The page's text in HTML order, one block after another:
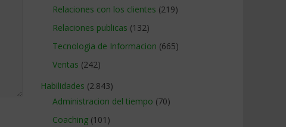
Relaciones con los clientes (219)
Relaciones publicas (132)
Tecnologia de Informacion (665)
Ventas (242)
Habilidades (2.843)
Administracion del tiempo (70)
Coaching (101)